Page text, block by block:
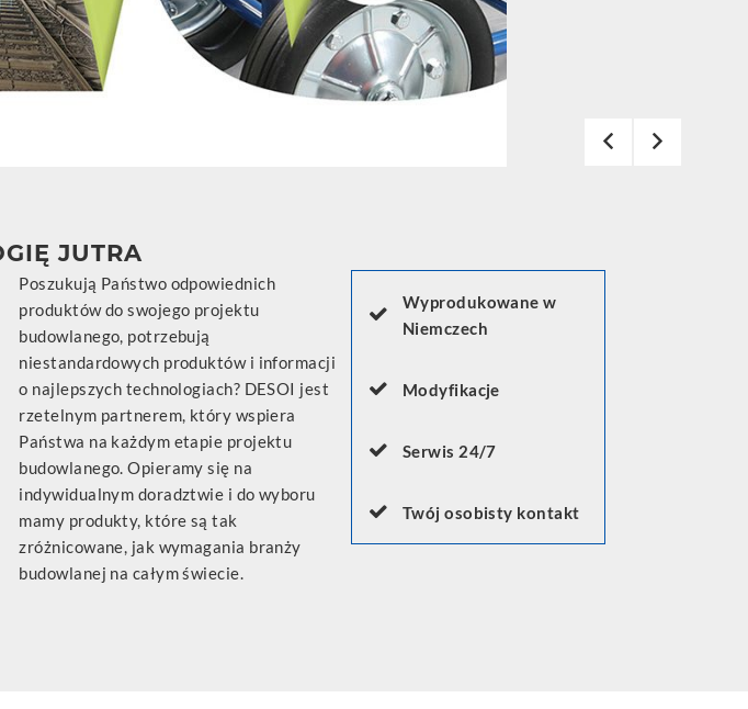
JUTRA
Poszukują Państwo odpowiednich
produktów do swojego projektu
budowlanego, potrzebują
niestandardowych produktów i informacji
o najlepszych technologiach? DESOI jest
rzetelnym partnerem, który wspiera
Państwa na każdym etapie projektu
budowlanego. Opieramy się na
indywidualnym doradztwie i do wyboru
mamy produkty, które są tak
zróżnicowane, jak wymagania branży
budowlanej na całym świecie.
Wyprodukowane w
Niemczech
Modyfikacje
Serwis 24/7
Twój osobisty kontakt